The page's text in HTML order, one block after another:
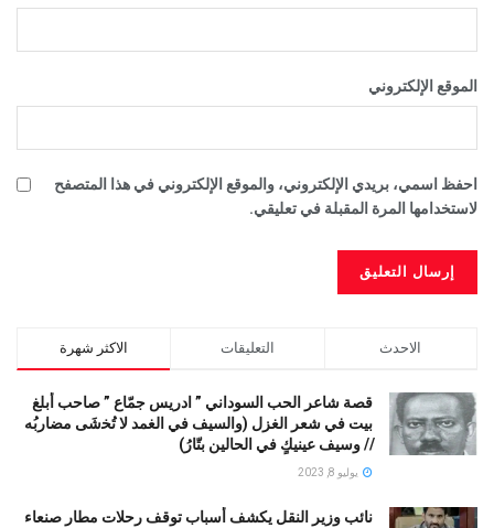
الموقع الإلكتروني
احفظ اسمي، بريدي الإلكتروني، والموقع الإلكتروني في هذا المتصفح
لاستخدامها المرة المقبلة في تعليقي.
الاكثر شهرة التعليقات الاحدث
قصة شاعر الحب السوداني ” ادريس جمّاع ” صاحب أبلغ
بيت في شعر الغزل (وﺍﻟﺴﻴﻒ ﻓﻲ الغمد ﻻ ﺗُﺨشَى مضاربُه
// ﻭﺳﻴﻒ ﻋﻴﻨﻴﻚٍ ﻓﻲ ﺍﻟﺤﺎﻟﻴﻦ ﺑﺘّﺎﺭُ)
يوليو 8, 2023
نائب وزير النقل يكشف أسباب توقف رحلات مطار صنعاء